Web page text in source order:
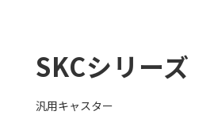
SKCシリーズ
汎用キャスター